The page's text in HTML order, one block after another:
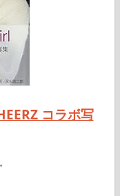
コラボ写